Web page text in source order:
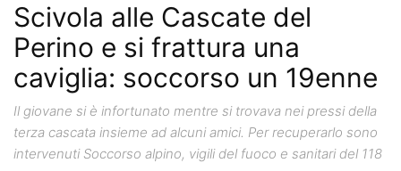
Scivola alle Cascate del
Perino e si frattura una
caviglia: soccorso un 19enne
Il giovane si è infortunato mentre si trovava nei pressi della
terza cascata insieme ad alcuni amici. Per recuperarlo sono
intervenuti Soccorso alpino, vigili del fuoco e sanitari del 118